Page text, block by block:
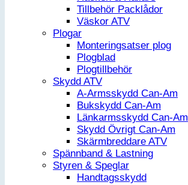
Tillbehör Packlådor
Väskor ATV
Plogar
Monteringsatser plog
Plogblad
Plogtillbehör
Skydd ATV
A-Armsskydd Can-Am
Bukskydd Can-Am
Länkarmsskydd Can-Am
Skydd Övrigt Can-Am
Skärmbreddare ATV
Spännband & Lastning
Styren & Speglar
Handtagsskydd